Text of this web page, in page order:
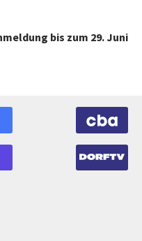
bis zum 29. Juni